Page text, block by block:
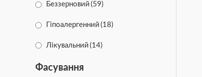
Беззерновий (59)
Гіпоалергенний (18)
Лікувальний (14)
Фасування